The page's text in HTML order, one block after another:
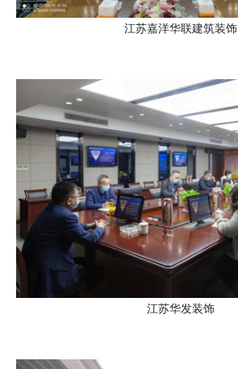
江苏嘉洋华联建筑装饰
江苏华发装饰